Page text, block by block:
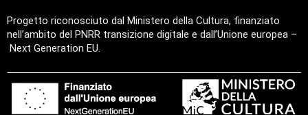
Progetto riconosciuto dal Ministero della Cultura, finanziato
nell’ambito del PNRR transizione digitale e dall’Unione europea –
Next Generation EU.